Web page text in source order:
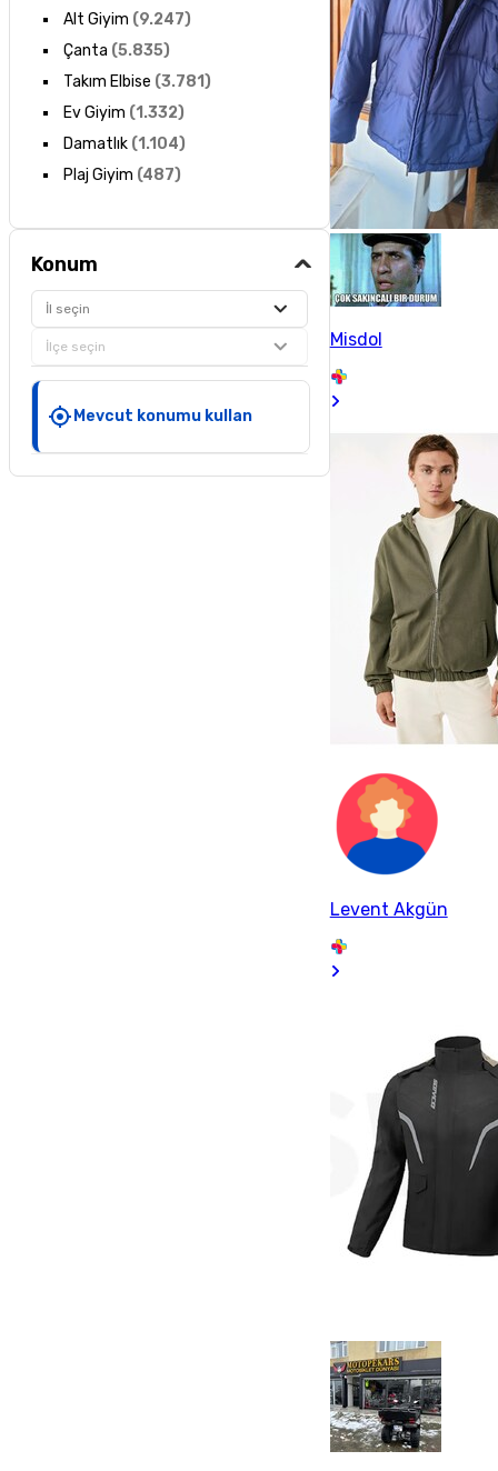
Alt Giyim (9.247)
Çanta (5.835)
Takım Elbise (3.781)
Ev Giyim (1.332)
Damatlık(1.104)
Plaj Giyim (487)
Konum
İl seçin
İlçe seçin
Mevcut konumu kullan
Misdol
Levent Akgün